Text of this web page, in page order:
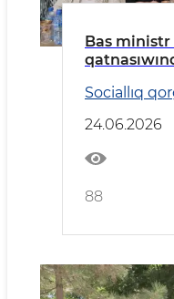
Bas ministr
Sociallıq
24.06.2026
88